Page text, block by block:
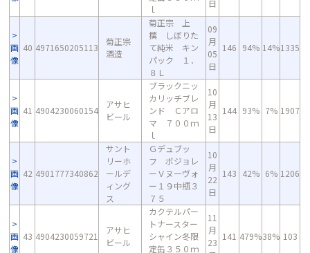
ｌ
日
画
像
40 4971650205113
菊正宗
酒造
菊正宗 上
撰 しぼりた
て純米 キン
パック １．
８Ｌ
09
月
05
日
146 94% 14%1335
画
像
41 4904230060154
アサヒ
ビール
ブラックニッ
カリッチブレ
ンド Ｃアロ
マ ７００ｍ
ｌ
10
月
13
日
144 93% 7% 1907
画
像
42 4901777340862
サント
リーホ
ールデ
ィング
ス
Ｇデュブッ
フ ボジョレ
ーＶヌーヴォ
ー１９中瓶３
７５
10
月
22
日
143 42% 6% 1206
画
像
43 4904230059721
アサヒ
ビール
カクテルパー
トナースター
シャイン冬限
定缶３５０ｍ
11
月
23
141 479%38% 103